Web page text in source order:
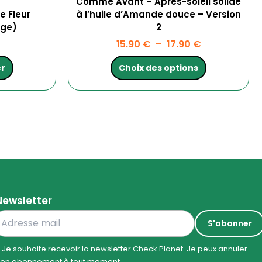
Fleur
à l’huile d’Amande douce – Version
2
15.90 € – 17.90 €
Choix des options
Je souhaite recevoir la newsletter Check Planet. Je peux annuler